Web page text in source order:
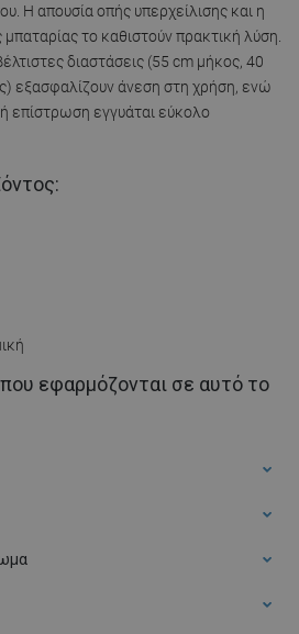
Η απουσία οπής υπερχείλισης και η
το καθιστούν πρακτική λύση.
διαστάσεις (55 cm μήκος, 40
εξασφαλίζουν άνεση στη χρήση, ενώ
επίστρωση εγγυάται εύκολο
εφαρμόζονται σε αυτό το